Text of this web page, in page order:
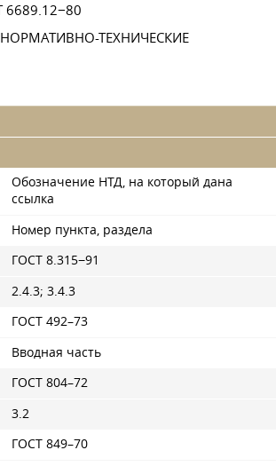
6689.12−80
ТЕХНИЧЕСКИЕ
Обозначение НТД, на который дана
ссылка
Номер пункта, раздела
ГОСТ 8.315−91
2.4.3; 3.4.3
ГОСТ 492–73
Вводная часть
ГОСТ 804–72
3.2
ГОСТ 849–70